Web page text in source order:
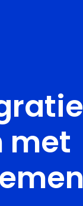
met